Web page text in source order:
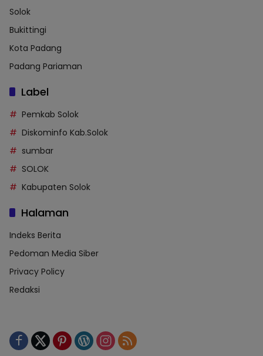
Solok
Bukittingi
Kota Padang
Padang Pariaman
Label
Pemkab Solok
Diskominfo Kab.Solok
sumbar
SOLOK
Kabupaten Solok
Halaman
Indeks Berita
Pedoman Media Siber
Privacy Policy
Redaksi